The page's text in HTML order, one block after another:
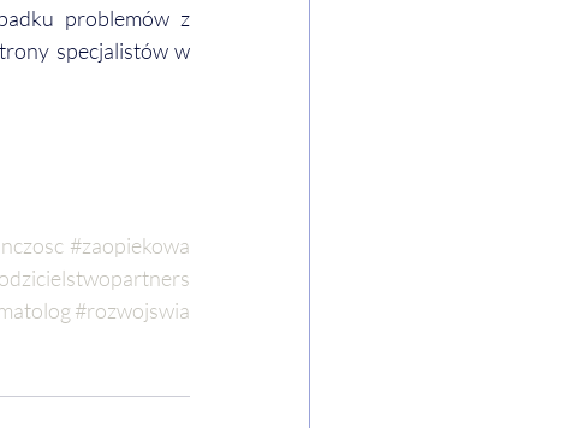
problemów z
specjalistów w
#zaopiekowa
#rozwojswia